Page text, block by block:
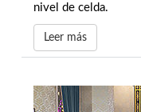
nivel de celda.
Leer más